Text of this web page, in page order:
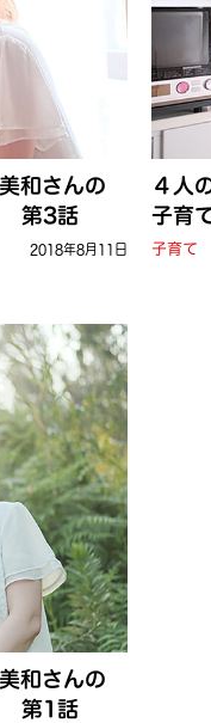
和さんの
第3話
2018年8月11日
４人
子育
子育て
和さんの
第1話